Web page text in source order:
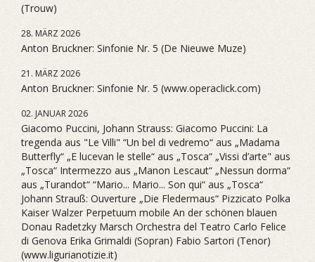
(Trouw)
28. MÄRZ 2026
Anton Bruckner: Sinfonie Nr. 5 (De Nieuwe Muze)
21. MÄRZ 2026
Anton Bruckner: Sinfonie Nr. 5 (www.operaclick.com)
02. JANUAR 2026
Giacomo Puccini, Johann Strauss: Giacomo Puccini: La
tregenda aus "Le Villi" “Un bel di vedremo“ aus „Madama
Butterfly“ „E lucevan le stelle“ aus „Tosca“ „Vissi d’arte" aus
„Tosca“ Intermezzo aus „Manon Lescaut“ „Nessun dorma“
aus „Turandot“ “Mario... Mario... Son qui“ aus „Tosca“
Johann Strauß: Ouverture „Die Fledermaus“ Pizzicato Polka
Kaiser Walzer Perpetuum mobile An der schönen blauen
Donau Radetzky Marsch Orchestra del Teatro Carlo Felice
di Genova Erika Grimaldi (Sopran) Fabio Sartori (Tenor)
(www.ligurianotizie.it)